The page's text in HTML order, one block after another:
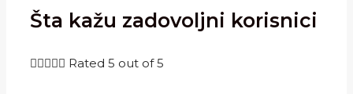
Šta kažu zadovoljni korisnici
 Rated 5 out of 5